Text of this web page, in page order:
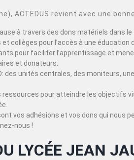
ACTEDUS revient avec une
à travers des dons matériels dans le
collèges pour l’accès à une
pour faciliter l’apprentissage et
et donateurs.
des unités centrales, des moniteurs,
pour atteindre les objectifs
vos adhésions et vos dons qui nous
nous !
LYCÉE JEAN